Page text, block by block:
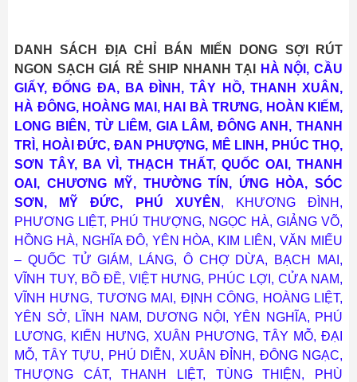
DANH SÁCH ĐỊA CHỈ BÁN MIẾN DONG SỢI RÚT
NGON SẠCH GIÁ RẺ SHIP NHANH TẠI
HÀ NỘI, CẦU
GIẤY,ĐỐNG ĐA, BA ĐÌNH ,TÂY HỒ, THANH XUÂN ,
HÀ ĐÔNG, HOÀNG MAI, HAI BÀ TRƯNG, HOÀN KIẾM,
LONG BIÊN , TỪ LIÊM, GIA LÂM, ĐÔNG ANH , THANH
TRÌ , HOÀI ĐỨC, ĐAN PHƯỢNG, MÊ LINH , PHÚC THỌ,
SƠN TÂY, BA VÌ, THẠCH THẤT, QUỐC OAI, THANH
OAI , CHƯƠNG MỸ, THƯỜNG TÍN , ỨNG HÒA,SÓC
SƠN,
MỸ ĐỨC, PHÚ XUYÊN ,
KHƯƠNG ĐÌNH,
PHƯƠNG LIỆT, PHÚ THƯỢNG, NGỌC HÀ, GIẢNG VÕ,
HỒNG HÀ, NGHĨA ĐÔ, YÊN HÒA, KIM LIÊN, VĂN MIẾU
– QUỐC TỬ GIÁM, LÁNG, Ô CHỢ DỪA, BẠCH MAI,
VĨNH TUY, BỒ ĐỀ, VIỆT HƯNG, PHÚC LỢI, CỬA NAM,
VĨNH HƯNG, TƯƠNG MAI, ĐỊNH CÔNG, HOÀNG LIỆT,
YÊN SỞ, LĨNH NAM, DƯƠNG NỘI, YÊN NGHĨA, PHÚ
LƯƠNG, KIẾN HƯNG, XUÂN PHƯƠNG, TÂY MỖ, ĐẠI
MỖ, TÂY TỰU, PHÚ DIỄN, XUÂN ĐỈNH, ĐÔNG NGẠC,
THƯỢNG CÁT, THANH LIỆT, TÙNG THIỆN, PHÙ